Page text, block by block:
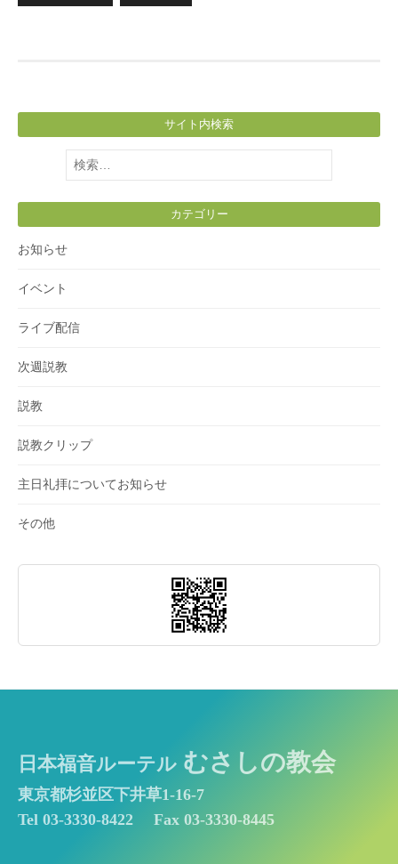
稿
送
サイト内検索
検
索:
カテゴリー
お知らせ
イベント
ライブ配信
次週説教
説教
説教クリップ
主日礼拝についてお知らせ
その他
日本福音ルーテル むさしの教会
東京都杉並区下井草1-16-7
Tel 03-3330-8422
Fax 03-3330-8445